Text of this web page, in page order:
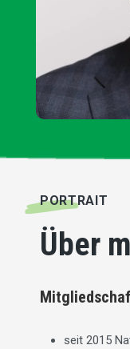
PORTRAIT
Über
seit 2015